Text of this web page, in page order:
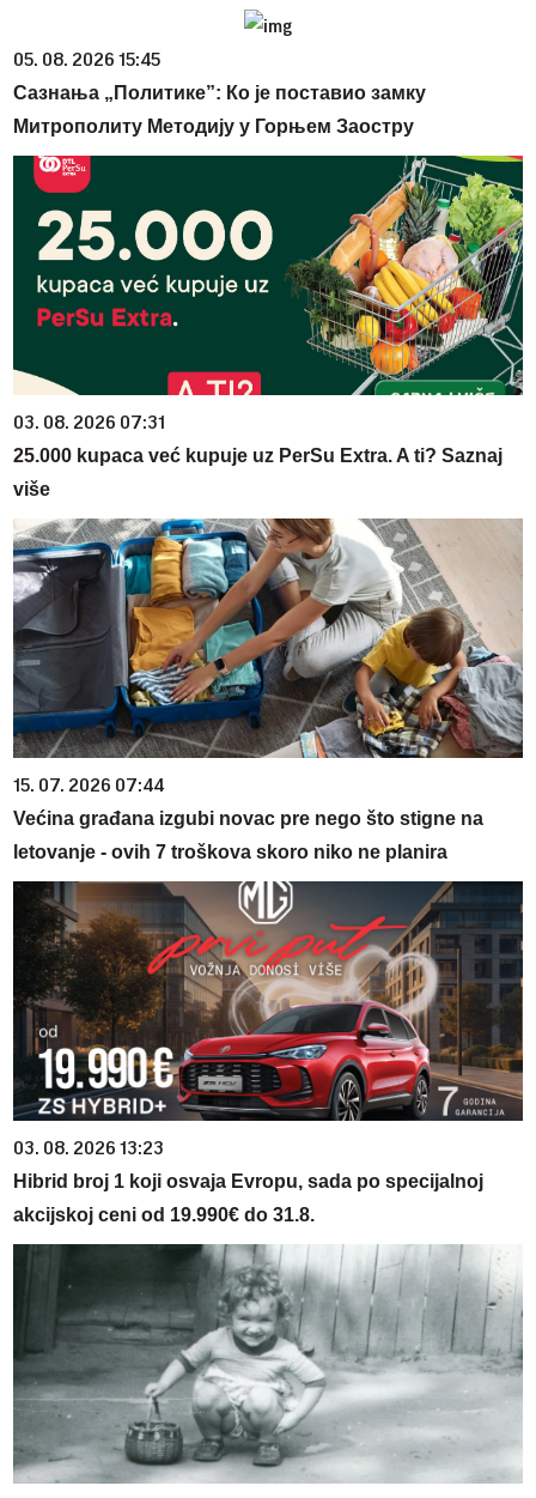
05. 08. 2026 15:45
Сазнања „Политике”: Ко је поставио замку
Митрополиту Методију у Горњем Заостру
03. 08. 2026 07:31
25.000 kupaca već kupuje uz PerSu Extra. A ti? Saznaj
više
15. 07. 2026 07:44
Većina građana izgubi novac pre nego što stigne na
letovanje - ovih 7 troškova skoro niko ne planira
03. 08. 2026 13:23
Hibrid broj 1 koji osvaja Evropu, sada po specijalnoj
akcijskoj ceni od 19.990€ do 31.8.